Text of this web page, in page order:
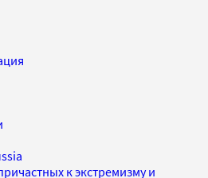
к экстремизму и